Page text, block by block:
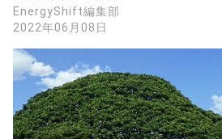
EnergyShift編集部
2022年06月08日